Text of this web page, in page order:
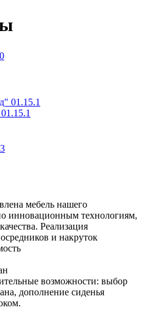
мебель нашего
инновационным технологиям,
Реализация
и накруток
возможности: выбор
дополнение сиденья